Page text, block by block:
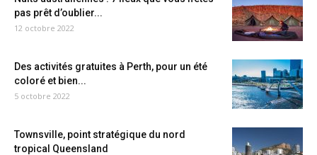
pas prêt d’oublier...
12 octobre 2022
Des activités gratuites à Perth, pour un été
coloré et bien...
5 octobre 2022
Townsville, point stratégique du nord
tropical Queensland